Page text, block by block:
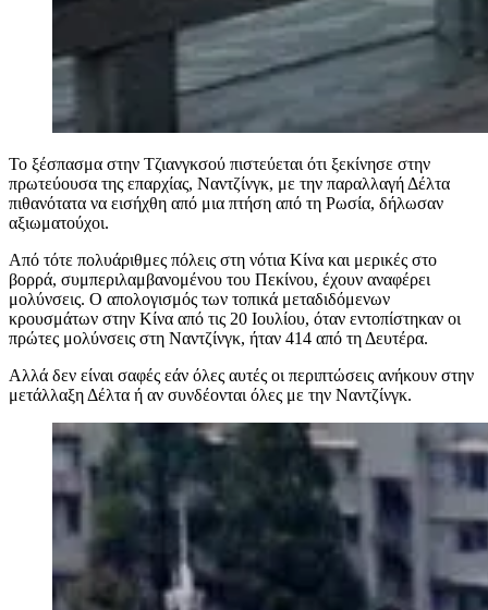
Το ξέσπασμα στην Τζιανγκσού πιστεύεται ότι ξεκίνησε στην
πρωτεύουσα της επαρχίας, Ναντζίνγκ, με την παραλλαγή Δέλτα
πιθανότατα να εισήχθη από μια πτήση από τη Ρωσία, δήλωσαν
αξιωματούχοι.
Από τότε πολυάριθμες πόλεις στη νότια Κίνα και μερικές στο
βορρά, συμπεριλαμβανομένου του Πεκίνου, έχουν αναφέρει
μολύνσεις. Ο απολογισμός των τοπικά μεταδιδόμενων
κρουσμάτων στην Κίνα από τις 20 Ιουλίου, όταν εντοπίστηκαν οι
πρώτες μολύνσεις στη Ναντζίνγκ, ήταν 414 από τη Δευτέρα.
Αλλά δεν είναι σαφές εάν όλες αυτές οι περιπτώσεις ανήκουν στην
μετάλλαξη Δέλτα ή αν συνδέονται όλες με την Ναντζίνγκ.